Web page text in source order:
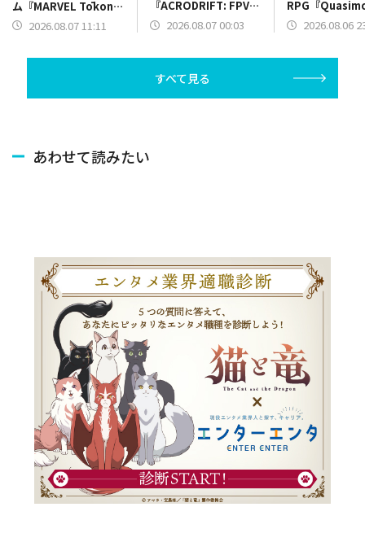
ム『MARVEL Tōkon:
Fighting Souls』を
2026.08.07 11:11
『ACRODRIFT: FPV
Drone Simulator』を
2026.08.07 00:03
RPG『
のバージョン
2026.08.06
すべて見る
あわせて読みたい